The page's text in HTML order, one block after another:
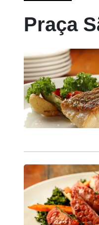
Praça